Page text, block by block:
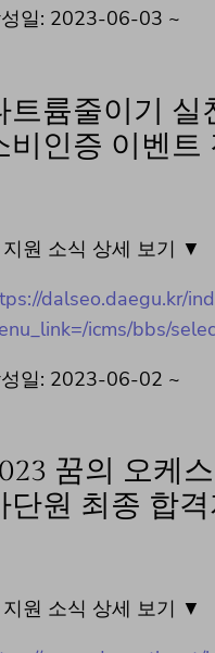
일: 2023-06-03 ~
트륨줄이기 실
비인증 이벤트
지원 소식 상세 보기 ▼
dalseo.daegu.kr/
icms/bbs/
일: 2023-06-02 ~
꿈의 오케
단원 최종 합
지원 소식 상세 보기 ▼